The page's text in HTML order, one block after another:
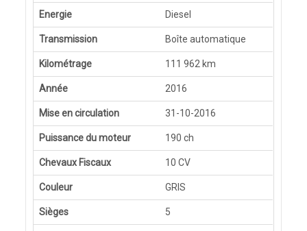
Energie Diesel
Transmission Boîte automatique
Kilométrage 111 962 km
Année 2016
Mise en circulation 31-10-2016
Puissance du moteur 190 ch
Chevaux Fiscaux 10 CV
Couleur GRIS
Sièges 5